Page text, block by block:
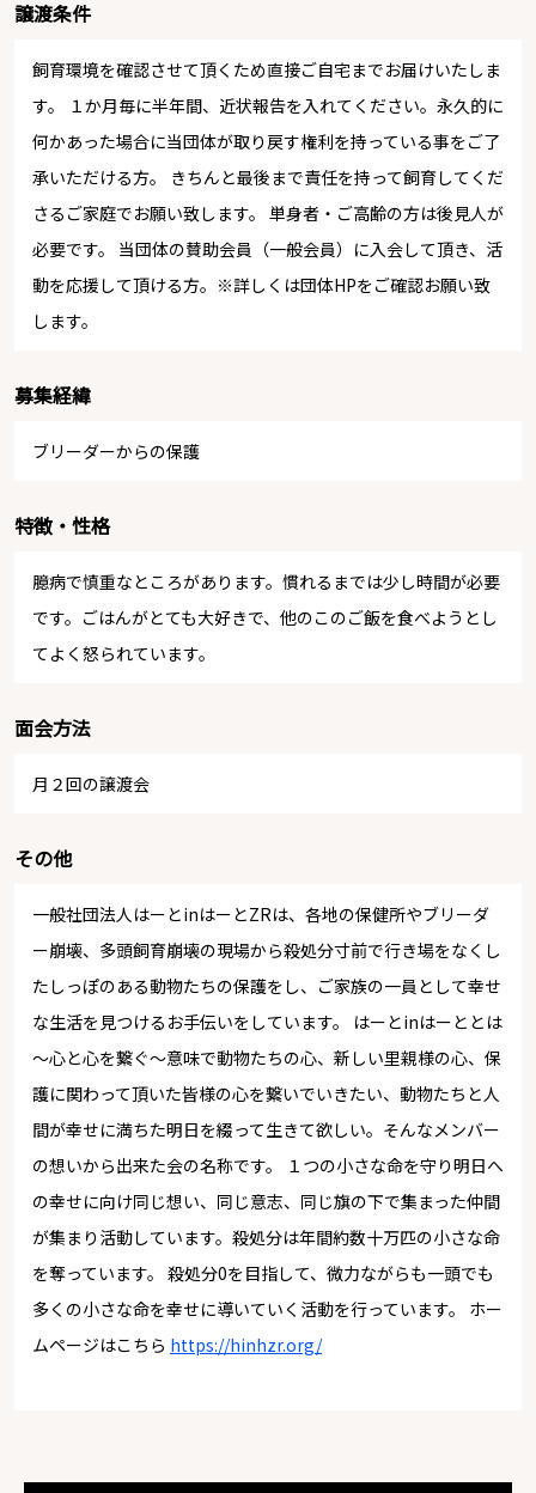
譲渡条件
飼育環境を確認させて頂くため直接ご自宅までお届けいたしま
す。 １か月毎に半年間、近状報告を入れてください。永久的に
何かあった場合に当団体が取り戻す権利を持っている事をご了
承いただける方。 きちんと最後まで責任を持って飼育してくだ
さるご家庭でお願い致します。 単身者・ご高齢の方は後見人が
必要です。 当団体の賛助会員（一般会員）に入会して頂き、活
動を応援して頂ける方。※詳しくは団体HPをご確認お願い致
します。
募集経緯
ブリーダーからの保護
特徴・性格
臆病で慎重なところがあります。慣れるまでは少し時間が必要
です。ごはんがとても大好きで、他のこのご飯を食べようとし
てよく怒られています。
面会方法
月２回の譲渡会
その他
一般社団法人はーとinはーとZRは、各地の保健所やブリーダ
ー崩壊、多頭飼育崩壊の現場から殺処分寸前で行き場をなくし
たしっぽのある動物たちの保護をし、ご家族の一員として幸せ
な生活を見つけるお手伝いをしています。 はーとinはーととは
～心と心を繋ぐ～意味で動物たちの心、新しい里親様の心、保
護に関わって頂いた皆様の心を繋いでいきたい、動物たちと人
間が幸せに満ちた明日を綴って生きて欲しい。そんなメンバー
の想いから出来た会の名称です。 １つの小さな命を守り明日へ
の幸せに向け同じ想い、同じ意志、同じ旗の下で集まった仲間
が集まり活動しています。殺処分は年間約数十万匹の小さな命
を奪っています。 殺処分0を目指して、微力ながらも一頭でも
多くの小さな命を幸せに導いていく活動を行っています。 ホー
ムページはこちら https://hinhzr.org/